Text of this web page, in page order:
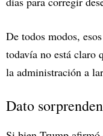
De todos modos,
todavía no está claro
la administración a
Dato